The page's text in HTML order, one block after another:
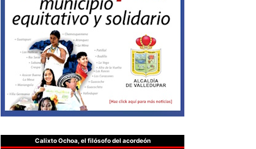
Calixto Ochoa, el filósofo del acordeón